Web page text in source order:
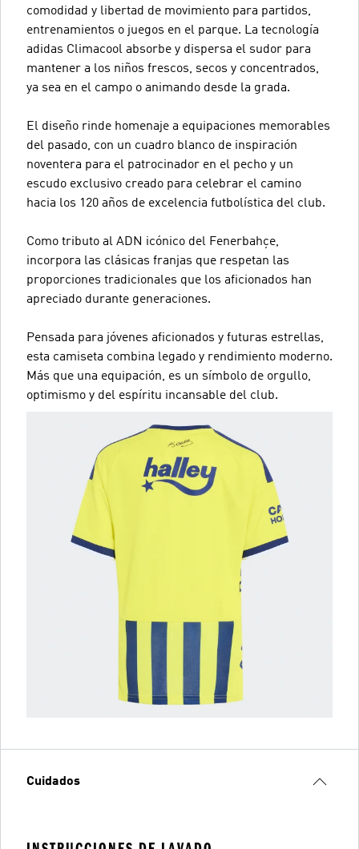
comodidad y libertad de movimiento para partidos,
entrenamientos o juegos en el parque. La tecnología
adidas Climacool absorbe y dispersa el sudor para
mantener a los niños frescos, secos y concentrados,
ya sea en el campo o animando desde la grada.
El diseño rinde homenaje a equipaciones memorables
del pasado, con un cuadro blanco de inspiración
noventera para el patrocinador en el pecho y un
escudo exclusivo creado para celebrar el camino
hacia los 120 años de excelencia futbolística del club.
Como tributo al ADN icónico del Fenerbahçe,
incorpora las clásicas franjas que respetan las
proporciones tradicionales que los aficionados han
apreciado durante generaciones.
Pensada para jóvenes aficionados y futuras estrellas,
esta camiseta combina legado y rendimiento moderno.
Más que una equipación, es un símbolo de orgullo,
optimismo y del espíritu incansable del club.
Cuidados